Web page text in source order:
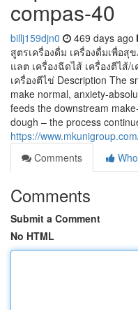
compas-40
billj159djn0 469 days ago
สูตรเครื่องดื่ม เครื่องดื่มเพื่อ
แลต เครื่องฉีดไส้ เครื่องตีไส้/
เครื่องตีไข่ Description The
make normal, anxiety-
feeds the downstream
dough – the process
https://
Comments
Comments
Submit a Comment
No HTML